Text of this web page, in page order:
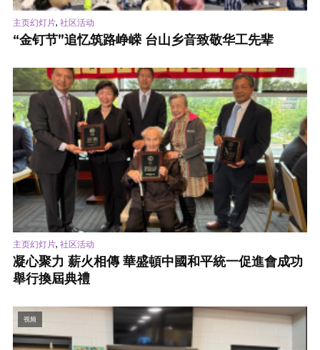
主页幻灯片, 社区活动
“金钉节”追忆筑路峥嵘 台山乡音致敬华工先辈
主页幻灯片, 社区活动
凝心聚力 薪火相傳 華盛頓中國和平統一促進會成功
舉行換屆典禮
视频